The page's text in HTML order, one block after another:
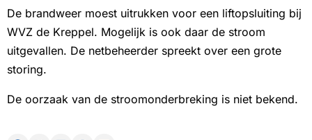
De brandweer moest uitrukken voor een liftopsluiting bij
WVZ de Kreppel. Mogelijk is ook daar de stroom
uitgevallen. De netbeheerder spreekt over een grote
storing.
De oorzaak van de stroomonderbreking is niet bekend.